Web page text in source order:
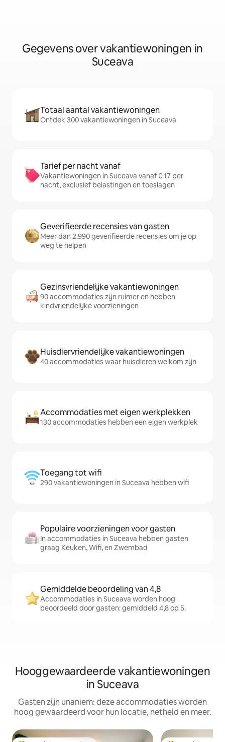
Gegevens over vakantiewoningen in
Suceava
Totaal aantal vakantiewoningen
Ontdek 300 vakantiewoningen in Suceava
Tarief per nacht vanaf
Vakantiewoningen in Suceava vanaf € 17 per
nacht, exclusief belastingen en toeslagen
Geverifieerde recensies van gasten
Meer dan 2.990 geverifieerde recensies om je op
weg te helpen
Gezinsvriendelijke vakantiewoningen
90 accommodaties zijn ruimer en hebben
kindvriendelijke voorzieningen
Huisdiervriendelijke vakantiewoningen
40 accommodaties waar huisdieren welkom zijn
Accommodaties met eigen werkplekken
130 accommodaties hebben een eigen werkplek
Toegang tot wifi
290 vakantiewoningen in Suceava hebben wifi
Populaire voorzieningen voor gasten
In accommodaties in Suceava hebben gasten
graag Keuken, Wifi, en Zwembad
Gemiddelde beoordeling van 4,8
Accommodaties in Suceava worden hoog
beoordeeld door gasten: gemiddeld 4,8 op 5.
Hooggewaardeerde vakantiewoningen
in Suceava
Gasten zijn unaniem: deze accommodaties worden
hoog gewaardeerd voor hun locatie, netheid en meer.